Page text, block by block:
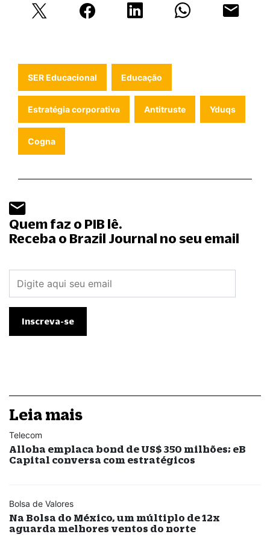
SER Educacional Educação
Estratégia corporativa Antitruste Yduqs
Cogna
Quem faz o PIB lê.
Receba o Brazil Journal no seu email
Leia mais
Telecom
Alloha emplaca bond de US$ 350 milhões; eB
Capital conversa com estratégicos
Bolsa de Valores
Na Bolsa do México, um múltiplo de 12x
aguarda melhores ventos do norte